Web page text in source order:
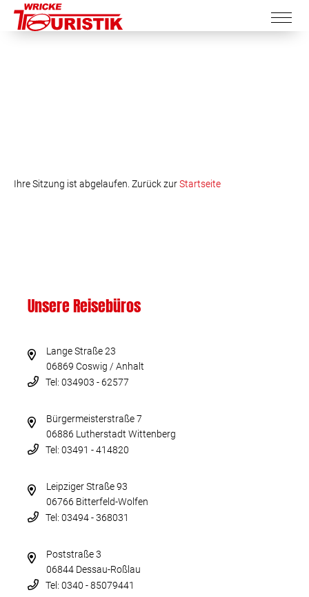
Ihre Sitzung ist abgelaufen. Zurück zurStartseite
Unsere Reisebüros
Lange Straße 23
06869 Coswig / Anhalt
Tel: 034903 - 62577
Bürgermeisterstraße 7
06886 Lutherstadt Wittenberg
Tel: 03491 - 414820
Leipziger Straße 93
06766 Bitterfeld-Wolfen
Tel: 03494 - 368031
Poststraße 3
06844 Dessau-Roßlau
Tel: 0340 - 85079441